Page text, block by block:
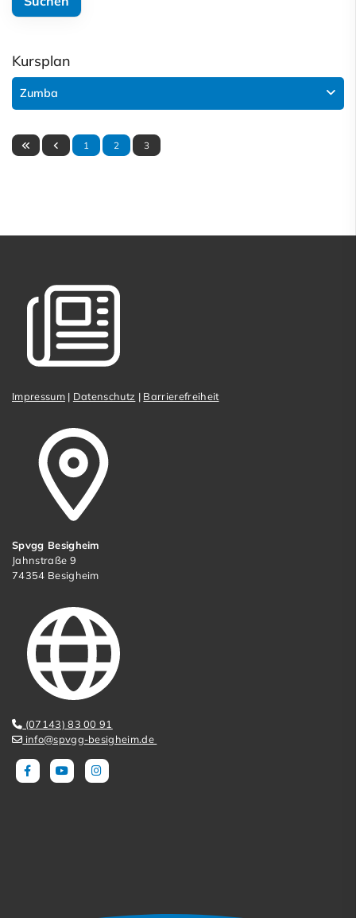
Kursplan
Zumba
1 2 3
Impressum| Datenschutz | Barrierefreiheit
Spvgg Besigheim
Jahnstraße 9
74354 Besigheim
(07143) 83 00 91
info@spvgg-besigheim.de